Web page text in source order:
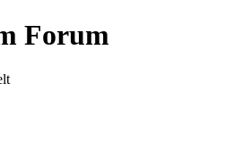
Forum